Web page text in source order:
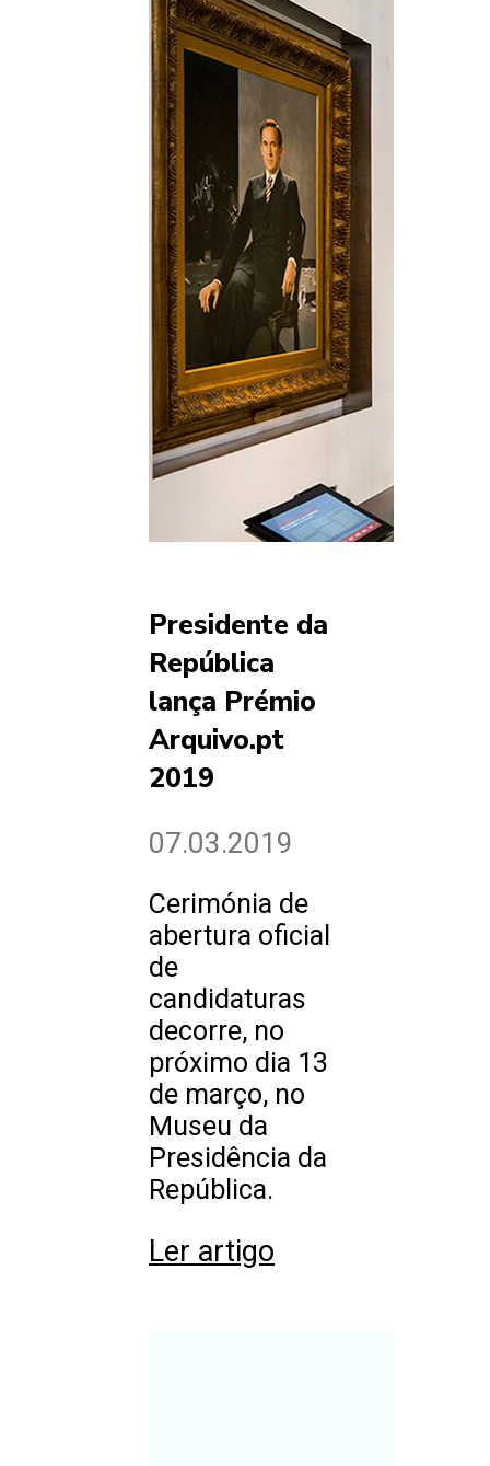
Presidente da
República
lança Prémio
Arquivo.pt
2019
07.03.2019
Cerimónia de
abertura oficial
de
candidaturas
decorre, no
próximo dia 13
de março, no
Museu da
Presidência da
República.
Ler artigo